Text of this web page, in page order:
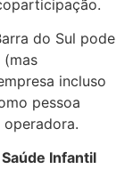
do Sul pode
incluso
pessoa
Infantil